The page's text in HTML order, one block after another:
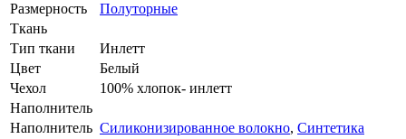
Размерность
Полуторные
Ткань
Тип ткани
Инлетт
Цвет
Белый
Чехол
100% хлопок- инлетт
Наполнитель
Наполнитель Силиконизированное волокно, Синтетика